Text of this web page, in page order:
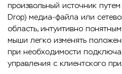
произвольный источник
Drop) медиа-файла или
область, интуитивно
мыши легко изменять
при необходимости
управления с клиентского